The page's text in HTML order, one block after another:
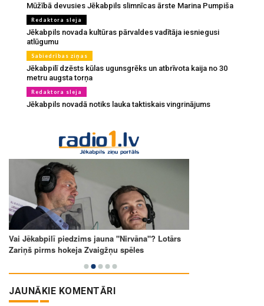
Mūžībā devusies Jēkabpils slimnīcas ārste Marina Pumpiša
Redaktora sleja
Jēkabpils novada kultūras pārvaldes vadītāja iesniegusi
atlūgumu
Sabiedrības ziņas
Jēkabpilī dzēsts kūlas ugunsgrēks un atbrīvota kaija no 30
metru augsta torņa
Redaktora sleja
Jēkabpils novadā notiks lauka taktiskais vingrinājums
JAUNĀKIE KOMENTĀRI